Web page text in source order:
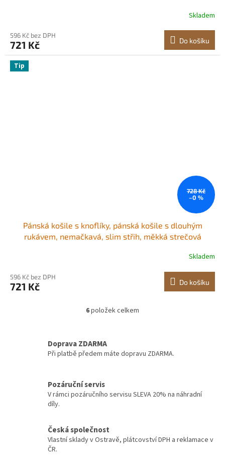
příležitosti, do práce, na svatbu, večeři, bíláSkladem
596 Kč bez DPH
721 Kč Do košíku
Tip
728 Kč
–0 %
Pánská košile s knoflíky, pánská košile s dlouhým
rukávem, nemačkavá, slim střih, měkká strečová
příležitosti, do práce, na svatbu, večeři, bíláSkladem
596 Kč bez DPH
721 Kč Do košíku
O
d
p
v
6položek celkem
Doprava ZDARMA
Při platbě předem máte dopravu ZDARMA.
Pozáruční servis
V rámci pozáručního servisu SLEVA 20% na náhradní
díly.
Česká společnost
Vlastní sklady v Ostravě, plátcovství DPH a reklamace v
ČR.